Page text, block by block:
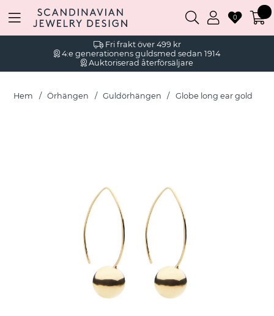
Fri frakt över 499 kr
4:e generationens guldsmed sedan 1914
Auktoriserad återförsäljare
0
Hem Örhängen Guldörhängen Globe long ear gold